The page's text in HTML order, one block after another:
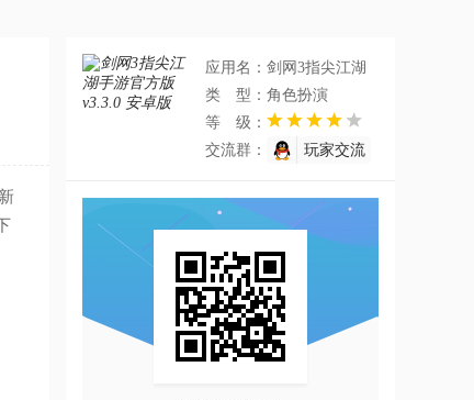
应用名： 剑网3指尖江湖
手游官方版
类 型： 角色扮演
等 级：
交流群：
玩家交流